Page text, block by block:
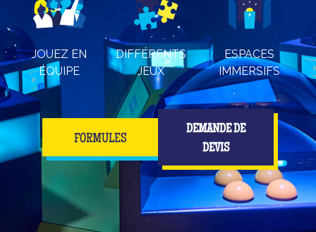
JOUEZ EN
ÉQUIPE
DIFFÉRENTS
JEUX
ESPACES
IMMERSIFS
FORMULES
DEMANDE DE
DEVIS